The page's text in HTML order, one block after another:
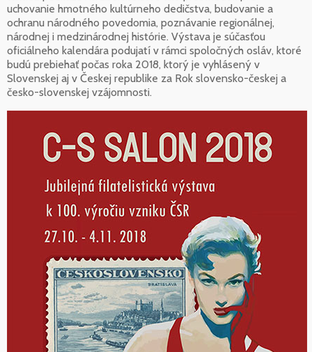
uchovanie hmotného kultúrneho dedičstva, budovanie a
ochranu národného povedomia, poznávanie regionálnej,
národnej i medzinárodnej histórie. Výstava je súčasťou
oficiálneho kalendára podujatí v rámci spoločných osláv, ktoré
budú prebiehať počas roka 2018, ktorý je vyhlásený v
Slovenskej aj v Českej republike za Rok slovensko-českej a
česko-slovenskej vzájomnosti.